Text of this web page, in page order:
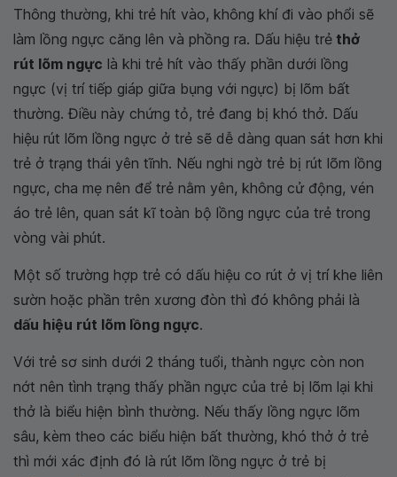
Thông thường, khi trẻ hít vào, không khí đi vào phổi sẽ
làm lồng ngực căng lên và phồng ra. Dấu hiệu trẻ thở
rút lõm ngực là khi trẻ hít vào thấy phần dưới lồng
ngực (vị trí tiếp giáp giữa bụng với ngực) bị lõm bất
thường. Điều này chứng tỏ, trẻ đang bị khó thở. Dấu
hiệu rút lõm lồng ngực ở trẻ sẽ dễ dàng quan sát hơn khi
trẻ ở trạng thái yên tĩnh. Nếu nghi ngờ trẻ bị rút lõm lồng
ngực, cha mẹ nên để trẻ nằm yên, không cử động, vén
áo trẻ lên, quan sát kĩ toàn bộ lồng ngực của trẻ trong
vòng vài phút.
Một số trường hợp trẻ có dấu hiệu co rút ở vị trí khe liên
sườn hoặc phần trên xương đòn thì đó không phải là
dấu hiệu rút lõm lồng ngực.
Với trẻ sơ sinh dưới 2 tháng tuổi, thành ngực còn non
nớt nên tình trạng thấy phần ngực của trẻ bị lõm lại khi
thở là biểu hiện bình thường. Nếu thấy lồng ngực lõm
sâu, kèm theo các biểu hiện bất thường, khó thở ở trẻ
thì mới xác định đó là rút lõm lồng ngực ở trẻ bị